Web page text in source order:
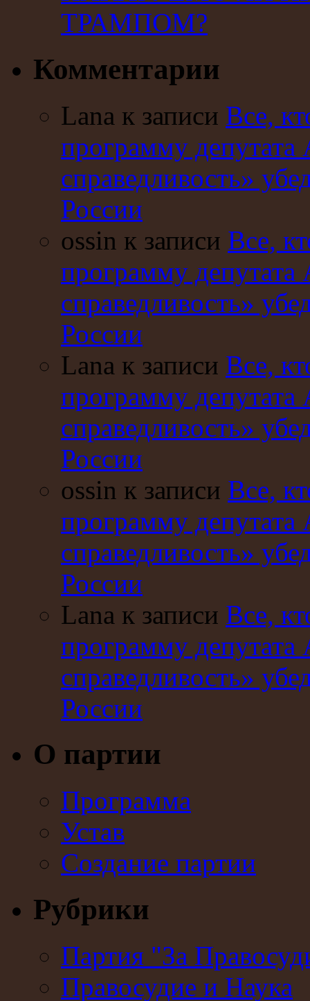
ТРАМПОМ?
Комментарии
Lana к записи Все,
программу
справедливость»
России
ossin к записи Все,
программу
справедливость»
России
Lana к записи Все,
программу
справедливость»
России
ossin к записи Все,
программу
справедливость»
России
Lana к записи Все,
программу
справедливость»
России
О партии
Программа
Устав
Создание партии
Рубрики
Партия "За
Правосудие и Наука